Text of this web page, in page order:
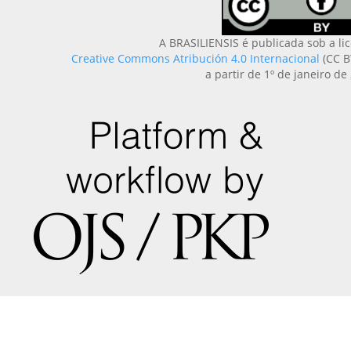
A BRASILIENSIS é publicada sob a
Creative Commons Atribución 4.0 Internacional (CC
a partir de 1º de janeiro de